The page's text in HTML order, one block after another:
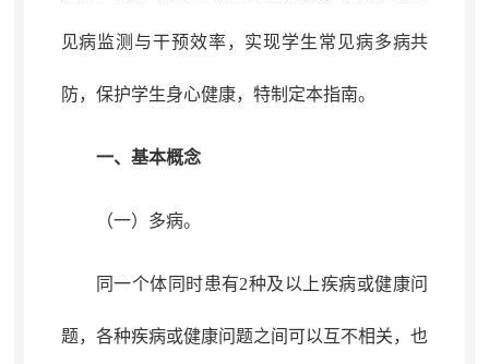
见病监测与干预效率，实现学生常见病多病共
防， 保护学生身心健康，特制定本指南。
一、基本概念
（一）多病。
同一个体同时患有2种及以上疾病或健康问
题， 各种疾病或健康问题之间可以互不相关，也